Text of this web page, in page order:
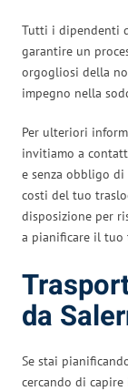
Tutti i dipendenti
garantire un
orgogliosi della
impegno nella
Per ulteriori
invitiamo a
e senza obbligo
costi del tuo
disposizione per
a pianificare il tuo
da
Se stai
cercando di capire